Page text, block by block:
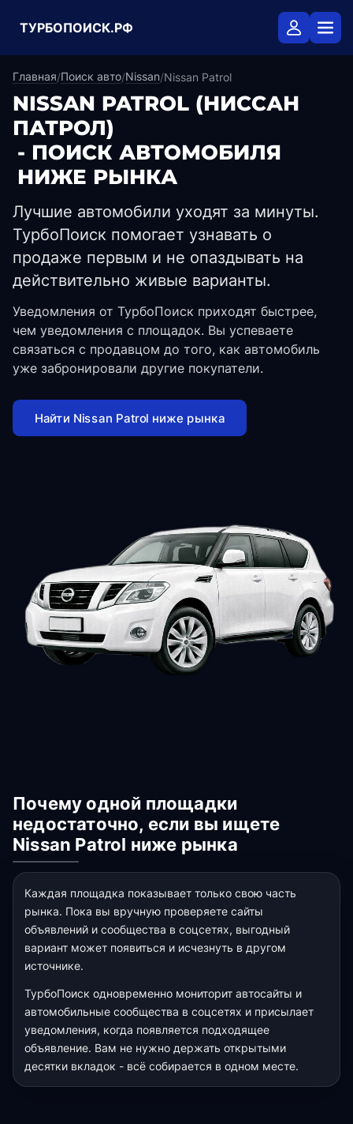
ТУРБОПОИСК.РФ
Главная/Поиск авто/Nissan/Nissan Patrol
NISSAN PATROL (НИССАН
ПАТРОЛ)
- ПОИСК АВТОМОБИЛЯ
НИЖЕ РЫНКА
Лучшие автомобили уходят за минуты.
ТурбоПоиск помогает узнавать о
продаже первым и не опаздывать на
действительно живые варианты.
Уведомления от ТурбоПоиск приходят быстрее,
чем уведомления с площадок. Вы успеваете
связаться с продавцом до того, как автомобиль
уже забронировали другие покупатели.
Найти Nissan Patrol ниже рынка
Почему одной площадки
недостаточно, если вы ищете
Nissan Patrol ниже рынка
Каждая площадка показывает только свою часть
рынка. Пока вы вручную проверяете сайты
объявлений и сообщества в соцсетях, выгодный
вариант может появиться и исчезнуть в другом
источнике.
ТурбоПоиск одновременно мониторит автосайты и
автомобильные сообщества в соцсетях и присылает
уведомления, когда появляется подходящее
объявление. Вам не нужно держать открытыми
десятки вкладок - всё собирается в одном месте.